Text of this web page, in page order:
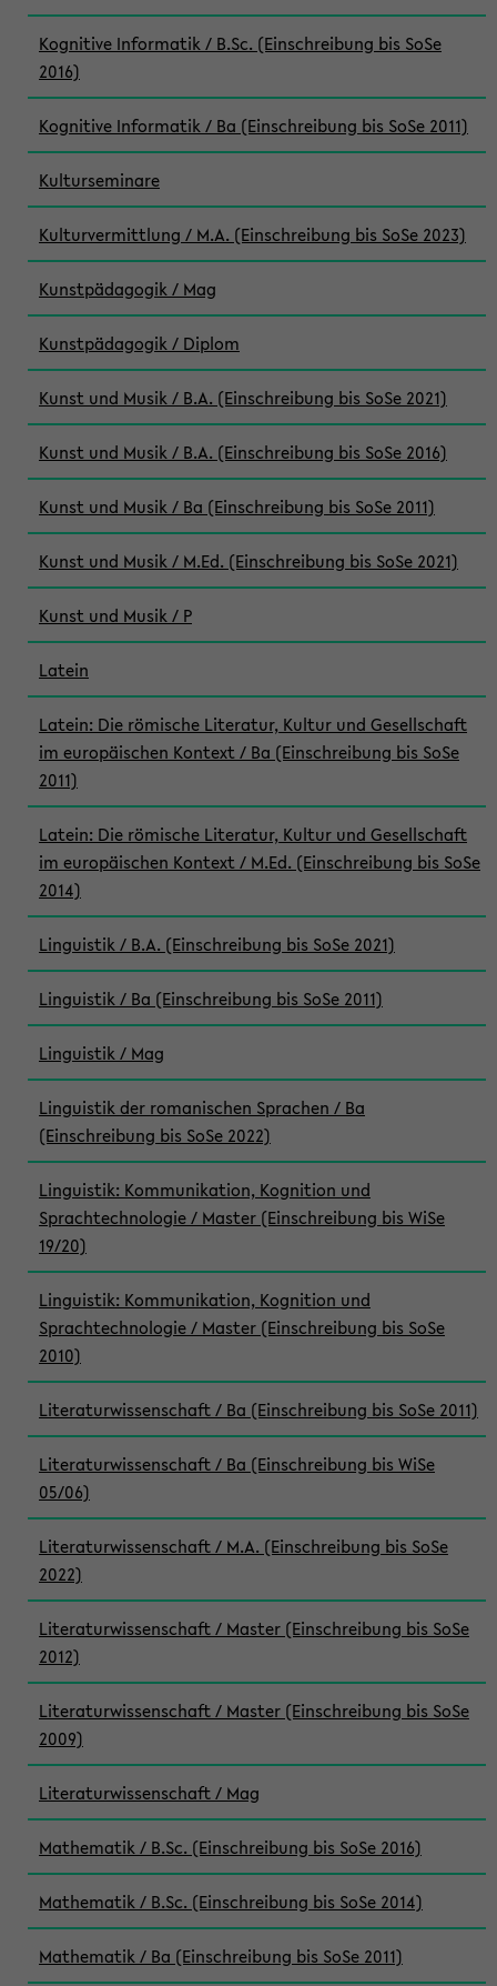
Kognitive Informatik / B.Sc. (Einschreibung bis SoSe
2016)
Kognitive Informatik / Ba (Einschreibung bis SoSe 2011)
Kulturseminare
Kulturvermittlung / M.A. (Einschreibung bis SoSe 2023)
Kunstpädagogik / Mag
Kunstpädagogik / Diplom
Kunst und Musik / B.A. (Einschreibung bis SoSe 2021)
Kunst und Musik / B.A. (Einschreibung bis SoSe 2016)
Kunst und Musik / Ba (Einschreibung bis SoSe 2011)
Kunst und Musik / M.Ed. (Einschreibung bis SoSe 2021)
Kunst und Musik / P
Latein
Latein: Die römische Literatur, Kultur und Gesellschaft
im europäischen Kontext / Ba (Einschreibung bis SoSe
2011)
Latein: Die römische Literatur, Kultur und Gesellschaft
im europäischen Kontext / M.Ed. (Einschreibung bis SoSe
2014)
Linguistik / B.A. (Einschreibung bis SoSe 2021)
Linguistik / Ba (Einschreibung bis SoSe 2011)
Linguistik / Mag
Linguistik der romanischen Sprachen / Ba
(Einschreibung bis SoSe 2022)
Linguistik: Kommunikation, Kognition und
Sprachtechnologie / Master (Einschreibung bis WiSe
19/20)
Linguistik: Kommunikation, Kognition und
Sprachtechnologie / Master (Einschreibung bis SoSe
2010)
Literaturwissenschaft / Ba (Einschreibung bis SoSe 2011)
Literaturwissenschaft / Ba (Einschreibung bis WiSe
05/06)
Literaturwissenschaft / M.A. (Einschreibung bis SoSe
2022)
Literaturwissenschaft / Master (Einschreibung bis SoSe
2012)
Literaturwissenschaft / Master (Einschreibung bis SoSe
2009)
Literaturwissenschaft / Mag
Mathematik / B.Sc. (Einschreibung bis SoSe 2016)
Mathematik / B.Sc. (Einschreibung bis SoSe 2014)
Mathematik / Ba (Einschreibung bis SoSe 2011)